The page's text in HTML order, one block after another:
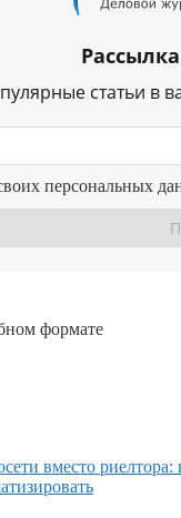
статьи в
персональных
формате
вместо